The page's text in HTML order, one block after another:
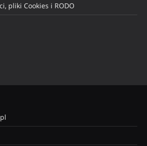
pliki Cookies i RODO